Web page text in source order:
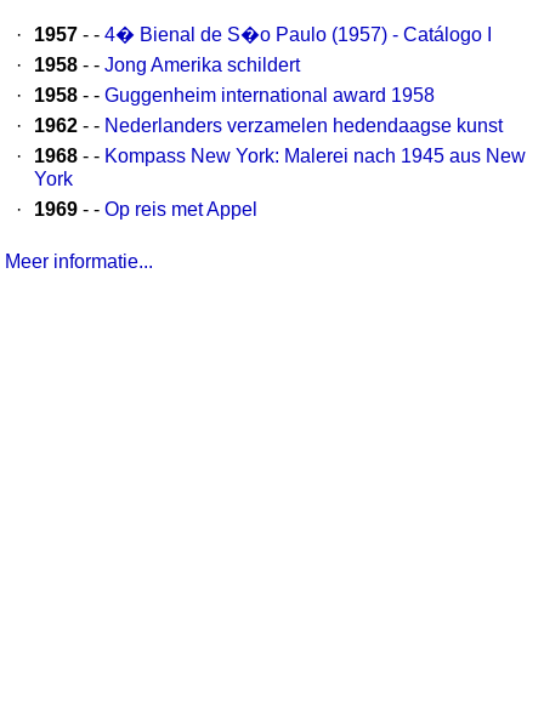
· 1957 - - 4� Bienal de S�o Paulo (1957) - Catálogo I
·
1958 - - Jong Amerika schildert
·
1958 - - Guggenheim international award 1958
·
1962 - - Nederlanders verzamelen hedendaagse kunst
·
1968 - - Kompass New York: Malerei nach 1945 aus New
York
·
1969 - - Op reis met Appel
Meer informatie...